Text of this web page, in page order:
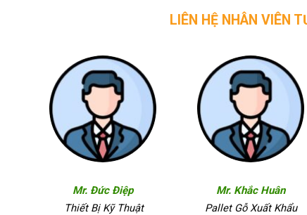
LIÊN HỆ NHÂN VIÊN TƯ VẤN
Mr. Đức Điệp
Thiết Bị Kỹ Thuật
Mr. Khắc Huân
Pallet Gỗ Xuất Khẩu